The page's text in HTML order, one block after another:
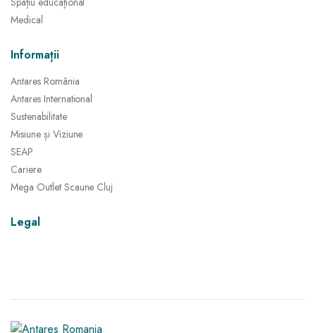
Medical
Informații
Antares România
Antares International
Sustenabilitate
Misiune și Viziune
SEAP
Cariere
Mega Outlet Scaune Cluj
Legal